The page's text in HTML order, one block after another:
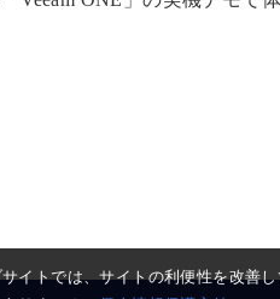
イトでは、サイトの利便性を改善